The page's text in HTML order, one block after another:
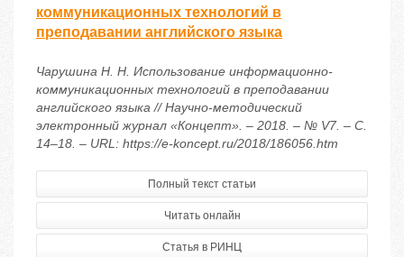
коммуникационных технологий в
преподавании английского языка
Чарушина Н. Н. Использование информационно-
коммуникационных технологий в преподавании
английского языка // Научно-методический
электронный журнал «Концепт». – 2018. – № V7. – С.
14–18. – URL: https://e-koncept.ru/2018/186056.htm
Полный текст статьи
Читать онлайн
Статья в РИНЦ